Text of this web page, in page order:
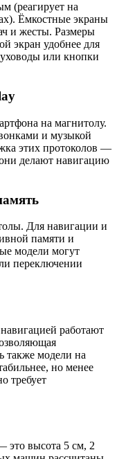
(реагирует на
Ёмкостные экраны
и жесты. Размеры
экран удобнее для
или кнопки
на магнитолу.
и музыкой
этих протоколов —
делают навигацию
Для навигации и
памяти и
модели могут
переключении
работают
также модели на
но менее
требует
это высота 5 см, 2